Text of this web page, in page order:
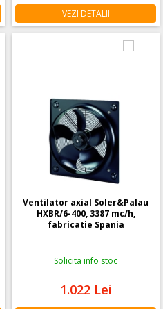
VEZI DETALII
Ventilator axial Soler&Palau
HXBR/6-400, 3387 mc/h,
fabricatie Spania
Solicita info stoc
1.022 Lei